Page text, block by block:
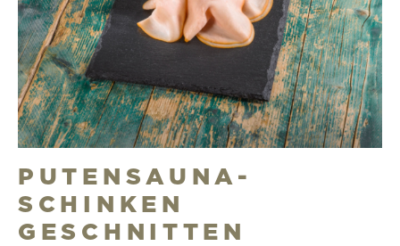
PUTENSAUNA-
SCHINKEN
GESCHNITTEN